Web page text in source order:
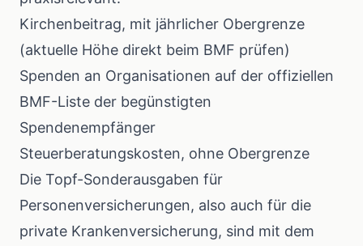
Kirchenbeitrag, mit jährlicher Obergrenze
(aktuelle Höhe direkt beim BMF prüfen)
Spenden an Organisationen auf der offiziellen
BMF-Liste der begünstigten
Spendenempfänger
Steuerberatungskosten, ohne Obergrenze
Die Topf-Sonderausgaben für
Personenversicherungen, also auch für die
private Krankenversicherung, sind mit dem